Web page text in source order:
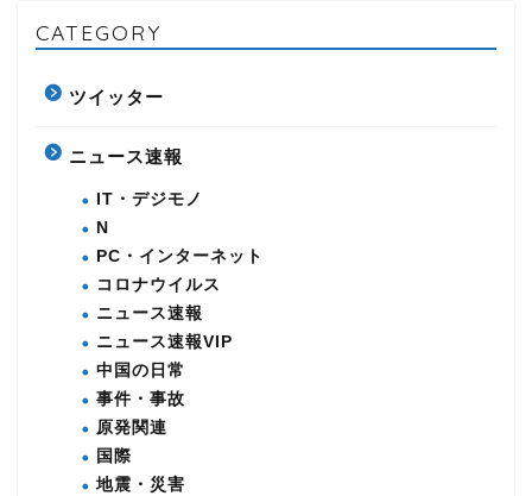
CATEGORY
ツイッター
ニュース速報
IT・デジモノ
N
PC・インターネット
コロナウイルス
ニュース速報
ニュース速報VIP
中国の日常
事件・事故
原発関連
国際
地震・災害